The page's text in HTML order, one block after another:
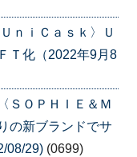
ｎｉＣａｓｋ〉Ｕ
Ｔ化（2022年9月8
ＳＯＰＨＩＥ＆Ｍ
の新ブランドでサ
08/29) (0699)